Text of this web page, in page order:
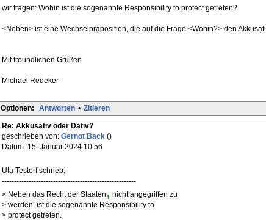
wir fragen: Wohin ist die sogenannte Responsibility to protect getreten?
<Neben> ist eine Wechselpräposition, die auf die Frage <Wohin?> den
Mit freundlichen Grüßen
Michael Redeker
Optionen: Antworten • Zitieren
Re: Akkusativ oder Dativ?
geschrieben von: Gernot Back ()
Datum: 15. Januar 2024 10:56
Uta Testorf schrieb:
-------------------------------------------------------
> Neben das Recht der Staaten , nicht angegriffen zu
> werden, ist die sogenannte Responsibility to
> protect getreten.